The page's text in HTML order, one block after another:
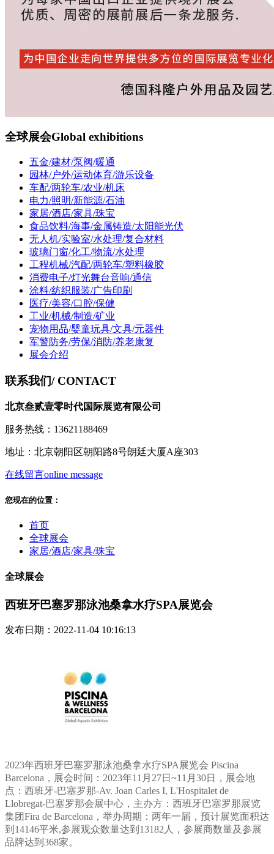
全球展会Global exhibitions
五金/建材/泵阀/暖通
园林/户外/运动体育/游乐设备
车配/两轮车/农业/机床
电力/照明/新能源/石油
家居/酒店/家具/珠宝
食品饮料/海事/金属铸造/太阳能光伏
无人机/实验室/水处理/复合材料
玻璃门窗/化工/物流/水处理
工程机械/汽配/两轮车/塑料橡胶
消费电子/灯光舞台音响/通信
涂料/纺织服装/广告印刷
医疗/美容/口腔/保健
工业/机械/制造/矿业
宠物用品/婴童玩具/文具/元器件
军警防务/劳保/消防/养老康复
展会介绍
联系我们/ CONTACT
北京叁贰壹零时代国际展览有限公司
服务热线：13621188469
地址：北京朝阳区朝阳路8号朗廷大厦A座303
在线留言online message
您现在的位置：
首页
全球展会
家居/酒店/家具/珠宝
全球展会
西班牙巴塞罗那泳池桑拿水疗SPA展览会
发布日期：2022-11-04 10:16:13
2023年西班牙巴塞罗那泳池桑拿水疗SPA展览会 Piscina
Barcelona，展会时间：2023年11月27日~11月30日，展会地
点：西班牙-巴塞罗那-Av. Joan Carles I, L'Hospitalet de
Llobregat-巴塞罗那会展中心，主办方：西班牙巴塞罗那展览
集团Fira de Barcelona，举办周期：两年一届，预计展览面积达
到14146平米,参展观众数量达到13182人，参展商数量及参展
品牌达到368家。